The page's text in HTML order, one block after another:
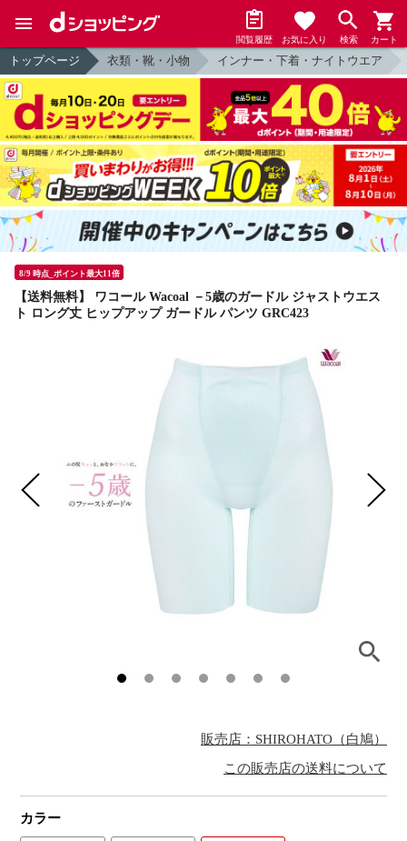
閲覧履歴 お気に入り 検索 カート
トップページ 衣類・靴・小物 インナー・下着・ナイトウエア
8/9 時点_ポイント最大11倍
【送料無料】 ワコール Wacoal －5歳のガードル ジャストウエス
ト ロング丈 ヒップアップ ガードル パンツ GRC423
販売店：SHIROHATO（白鳩）
この販売店の送料について
カラー